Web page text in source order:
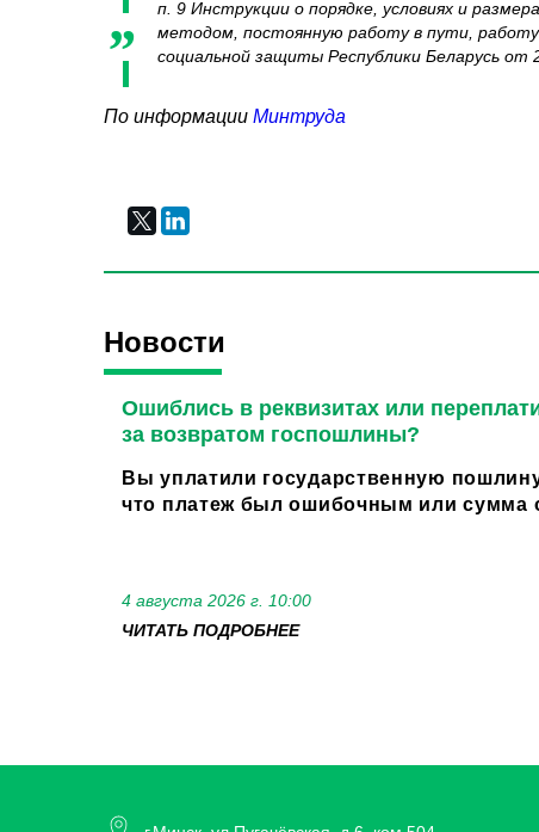
п. 9 Инструкции о порядке, условиях и
методом, постоянную работу в пути,
социальной защиты Республики Беларусь от
По информации Минтруда
Новости
Ошиблись в реквизитах или
за возвратом госпошлины?
Вы уплатили государственную
что платеж был ошибочным или сумма
4 августа 2026 г. 10:00
ЧИТАТЬ ПОДРОБНЕЕ